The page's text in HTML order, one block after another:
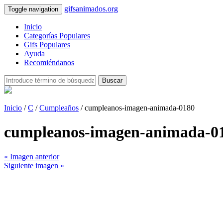
Toggle navigation gifsanimados.org
Inicio
Categorías Populares
Gifs Populares
Ayuda
Recomiéndanos
Buscar
Inicio /C /Cumpleaños / cumpleanos-imagen-animada-0180
cumpleanos-imagen-animada-
« Imagen anterior
Siguiente imagen »